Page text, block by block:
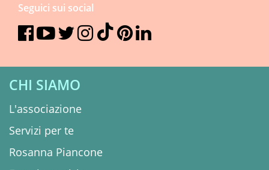
CHI SIAMO
L'associazione
Servizi per te
Rosanna Piancone
Seguici sui social